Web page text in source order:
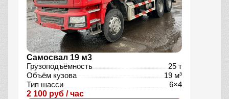
Самосвал 19 м3
Грузоподъёмность
25 т
Объём кузова
19 м³
Тип шасси
6×4
2 100 руб / час